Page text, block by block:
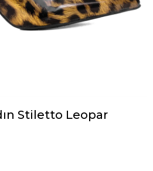
Stiletto Leopar